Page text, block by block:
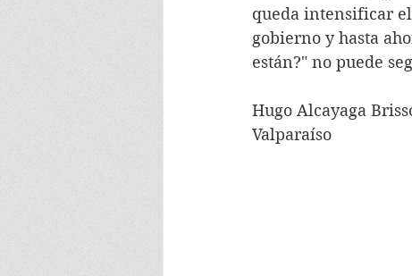
queda intensificar
gobierno y hasta
están?" no puede
Hugo Alcayaga
Valparaíso